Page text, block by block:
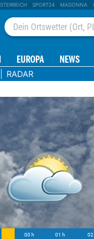
SPORT24 MADONNA
EUROPA NEWS
RADAR
00 h 01 h 02